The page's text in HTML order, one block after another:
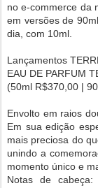
no e-commerce da
em versões de
dia, com 10ml.
Lançamentos
EAU DE PARFUM
(50ml R$370,00 |
Envolto em raios
Em sua edição
mais preciosa do
unindo a
momento único e
Notas de